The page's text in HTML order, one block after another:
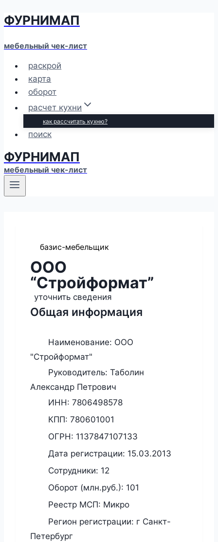
Перейти
содержимому
ФУРНИМАП
мебельный чек-лист
раскрой
карта
оборот
расчет кухни
как рассчитать кухню?
поиск
ФУРНИМАП
мебельный чек-лист
базис-мебельщик
ООО
“Стройформат”
уточнить сведения
Общая информация
Наименование: ООО
"Стройформат"
Руководитель: Таболин
Александр Петрович
ИНН: 7806498578
КПП: 780601001
ОГРН: 1137847107133
Дата регистрации: 15.03.2013
Сотрудники: 12
Оборот (млн.руб.): 101
Реестр МСП: Микро
Регион регистрации: г Санкт-
Петербург